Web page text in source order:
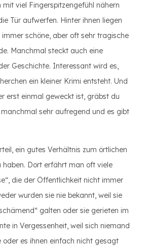
viel Fingerspitzengefühl nähern
Tür aufwerfen. Hinter ihnen liegen
schöne, aber oft sehr tragische
Manchmal steckt auch eine
Geschichte. Interessant wird es,
ein kleiner Krimi entsteht. Und
erst einmal geweckt ist, gräbst du
manchmal sehr aufregend und es gibt
ein gutes Verhältnis zum örtlichen
haben. Dort erfährt man oft viele
die der Öffentlichkeit nicht immer
wurden sie nie bekannt, weil sie
galten oder sie gerieten im
in Vergessenheit, weil sich niemand
oder es ihnen einfach nicht gesagt